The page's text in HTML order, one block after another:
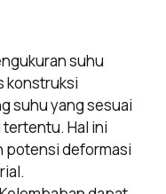
suhu
konstruksi
suhu yang sesuai
Hal ini
potensi deformasi